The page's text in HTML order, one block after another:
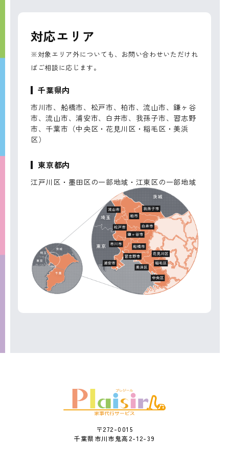
対応エリア
※対象エリア外についても、お問い合わせいただけれ
ばご相談に応じます。
千葉県内
市川市、船橋市、松戸市、柏市、流山市、鎌ヶ谷
市、流山市、浦安市、白井市、我孫子市、習志野
市、千葉市（中央区・花見川区・稲毛区・美浜
区）
東京都内
江戸川区・墨田区の一部地域・江東区の一部地域
〒272-0015
千葉県市川市鬼高2-12-39